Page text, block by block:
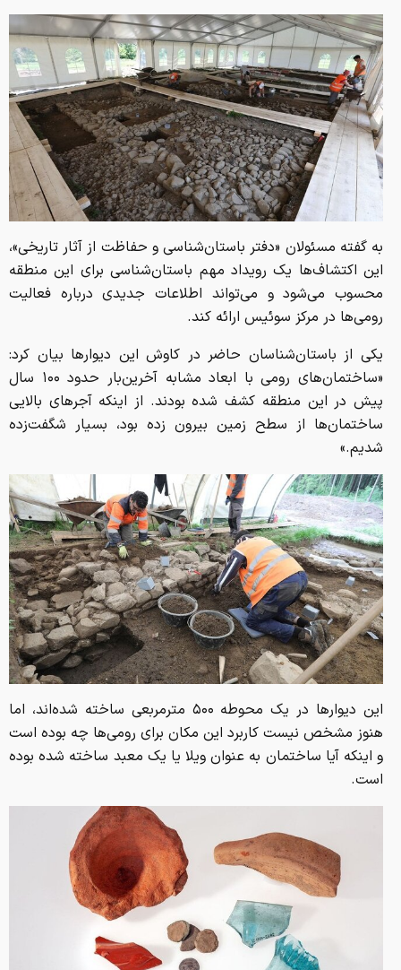
به گفته مسئولان «دفتر باستان‌شناسی و حفاظت از آثار تاریخی»،
این اکتشاف‌ها یک رویداد مهم باستان‌شناسی برای این منطقه
محسوب می‌شود و می‌تواند اطلاعات جدیدی درباره فعالیت
رومی‌ها در مرکز سوئیس ارائه کند.
یکی از باستان‌شناسان حاضر در کاوش این دیوارها بیان کرد:
«ساختمان‌های رومی با ابعاد مشابه آخرین‌بار حدود ۱۰۰ سال
پیش در این منطقه کشف شده بودند. از اینکه آجرهای بالایی
ساختمان‌ها از سطح زمین بیرون زده بود، بسیار شگفت‌زده‌
شدیم.»
این دیوارها در یک محوطه ۵۰۰ مترمربعی ساخته شده‌اند، اما
هنوز مشخص نیست کاربرد این مکان برای رومی‌ها چه بوده است
و اینکه آیا ساختمان‌ به عنوان ویلا یا یک معبد ساخته شده بوده
است.